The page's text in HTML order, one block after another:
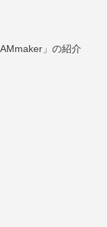
」の紹介